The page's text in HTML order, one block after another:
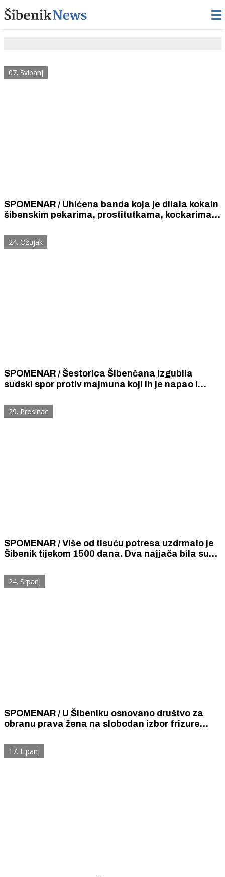
07. Svibanj
SPOMENAR / Uhićena banda koja je dilala kokain
šibenskim pekarima, prostitutkama, kockarima,
poduzeća u kojima njihovi radnici rade noću
24. Ožujak
SPOMENAR / Šestorica Šibenčana izgubila
sudski spor protiv majmuna koji ih je napao i
pravu i da ih je napao u samoobrani.
29. Prosinac
SPOMENAR / Više od tisuću potresa uzdrmalo je
Šibenik tijekom 1500 dana. Dva najjača bila su
24. Srpanj
SPOMENAR / U Šibeniku osnovano društvo za
obranu prava žena na slobodan izbor frizure
17. Lipanj